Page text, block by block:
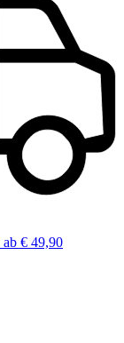
ab € 49,90